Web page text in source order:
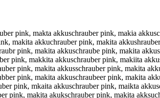
akkusvhrauber pink, makita akkuscbrauber pink, makita akkuscgrauber pink, makita akkusctrauber pink, makita akkuscyrauber pink, makita akkuscurauber pink, makita akkuscjrauber pink, makita akkuscmrauber pink, makita akkuscnrauber pink, makita akkuscheauber pink, makita akkuschdauber pink, makita akkuschfauber pink, makita akkuschgauber pink, makita akkuschtauber pink, makita akkusch4auber pink, makita akkusch5auber pink, makita akkuschrquber pink, makita akkuschrwuber pink, makita akkuschrzuber pink, makita akkuschrxuber pink, makita akkuschrayber pink, makita akkuschrahber pink, makita akkuschrajber pink, makita akkuschrakber pink, makita akkuschraiber pink, makita akkuschra7ber pink, makita akkuschra8ber pink, makita akkuschrau er pink, makita akkuschrauver pink, makita akkuschraufer pink, makita akkuschrauger pink, makita akkuschrauher pink, makita akkuschrauner pink, makita akkuschraubwr pink, makita akkuschraubsr pink, makita akkuschraubdr pink, makita akkuschraubfr pink, makita akkuschraubrr pink, makita akkuschraub3r pink, makita akkuschraub4r pink, makita akkuschraubee pink, makita akkuschraubed pink, makita akkuschraubef pink, makita akkuschraubeg pink, makita akkuschraubet pink, makita akkuschraube4 pink, makita akkuschraube5 pink, makita akkuschrauber oink, makita akkuschrauber link, makita akkuschrauber öink, makita akkuschrauber üink, makita akkuschrauber 0ink, makita akkuschrauber ßink, makita akkuschrauber punk, makita akkuschrauber pjnk, makita akkuschrauber pknk, makita akkuschrauber plnk, makita akkuschrauber ponk, makita akkuschrauber p8nk, makita akkuschrauber p9nk, makita akkuschrauber pi k, makita akkuschrauber pibk, makita akkuschrauber pigk, makita akkuschrauber pihk, makita akkuschrauber pijk, makita akkuschrauber pimk, makita akkuschrauber pinu, makita akkuschrauber pinj, makita akkuschrauber pinm, makita akkuschrauber pinl, makita akkuschrauber pino, makita akkuschrauber pink, m akita akkuschrauber pink, nmakita akkuschrauber pink, mnakita akkuschrauber pink, hmakita akkuschrauber pink, mhakita akkuschrauber pink, jmakita akkuschrauber pink, mjakita akkuschrauber pink, kmakita akkuschrauber pink, mkakita akkuschrauber pink, lmakita akkuschrauber pink, mlakita akkuschrauber pink, mqakita akkuschrauber pink, maqkita akkuschrauber pink, mwakita akkuschrauber pink, mawkita akkuschrauber pink, mzakita akkuschrauber pink, mazkita